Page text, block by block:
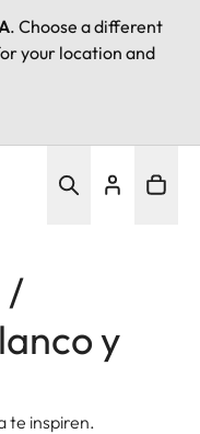
. Choose a different
your location and
/
y
te inspiren.